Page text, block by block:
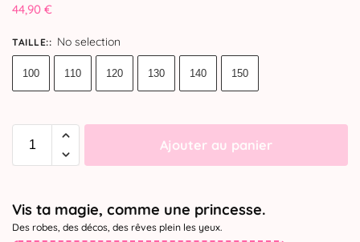
44,90 €
TAILLE:: No selection
100 110 120 130 140 150
Ajouter au panier
Vis ta magie, comme une princesse.
Des robes, des décos, des rêves plein les yeux.